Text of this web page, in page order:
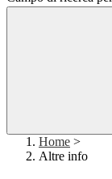
Home >
Altre info